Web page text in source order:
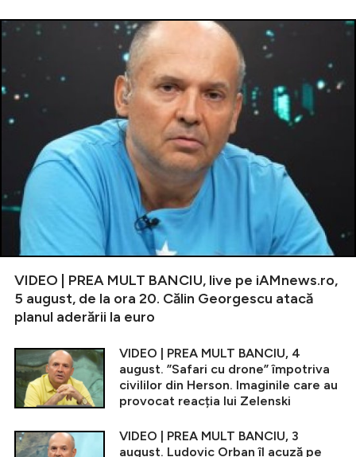
VIDEO | PREA MULT BANCIU, live pe iAMnews.ro,
5 august, de la ora 20. Călin Georgescu atacă
planul aderării la euro
VIDEO | PREA MULT BANCIU, 4
august. ”Safari cu drone” împotriva
civililor din Herson. Imaginile care au
provocat reacția lui Zelenski
VIDEO | PREA MULT BANCIU, 3
august. Ludovic Orban îl acuză pe